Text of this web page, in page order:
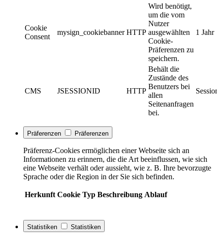
Cookie
Consent
mysign_cookiebanner HTTP
Wird benötigt,
um die vom
Nutzer
ausgewählten
Cookie-
Präferenzen zu
speichern.
1 Jahr
CMS JSESSIONID HTTP
Behält die
Zustände des
Benutzers bei
allen
Seitenanfragen
bei.
Präferenzen Präferenzen
Präferenz-Cookies ermöglichen einer Webseite sich an
Informationen zu erinnern, die die Art beeinflussen, wie sich
eine Webseite verhält oder aussieht, wie z. B. Ihre bevorzugte
Sprache oder die Region in der Sie sich befinden.
Herkunft Cookie Typ Beschreibung Ablauf
Statistiken Statistiken